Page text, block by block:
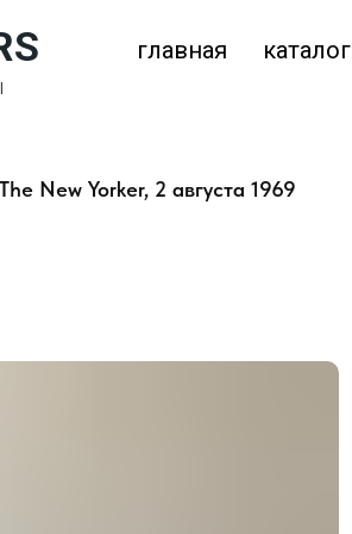
главная каталог
The New Yorker, 2 августа 1969